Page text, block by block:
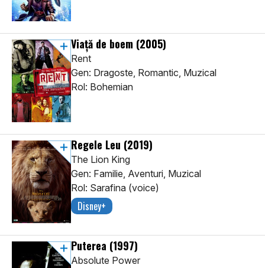
Viață de boem (2005)
Rent
Gen: Dragoste, Romantic, Muzical
Rol: Bohemian
Regele Leu (2019)
The Lion King
Gen: Familie, Aventuri, Muzical
Rol: Sarafina (voice)
Disney+
Puterea (1997)
Absolute Power